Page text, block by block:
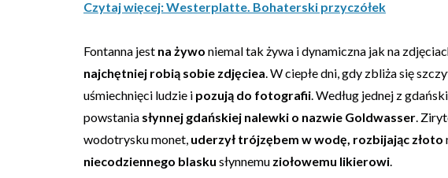
Czytaj więcej: Westerplatte. Bohaterski przyczółek
Fontanna jest na żywo niemal tak żywa i dynamiczna jak na
najchętniej robią sobie zdjęciea. W ciepłe dni, gdy zbliża się
uśmiechnięci ludzie i pozują do fotografii. Według jednej z
powstania słynnej gdańskiej nalewki o nazwie Goldwasser.
wodotrysku monet, uderzył trójzębem w wodę, rozbijając złoto
niecodziennego blasku słynnemu ziołowemu likierowi.